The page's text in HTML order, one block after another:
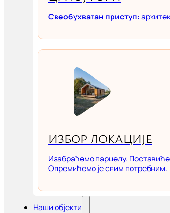
Свеобухватан приступ:
ИЗБОР ЛОКАЦИЈЕ
Изабраћемо парцелу.
Опремићемо је свим потребним.
Наши објекти